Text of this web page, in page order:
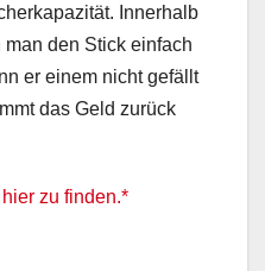
Innerhalb
den Stick einfach
er einem nicht gefällt
das Geld zurück
zu finden.*